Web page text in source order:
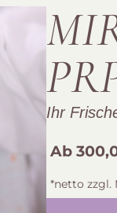
Ihr
Ab
*netto zzgl.